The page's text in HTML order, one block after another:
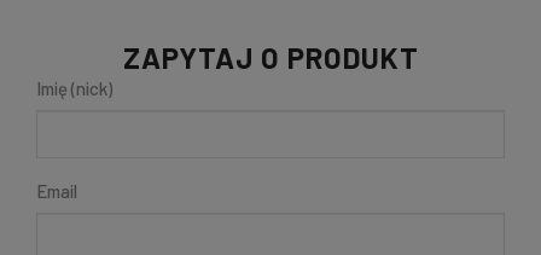
ZAPYTAJ O PRODUKT
Imię (nick)
Email